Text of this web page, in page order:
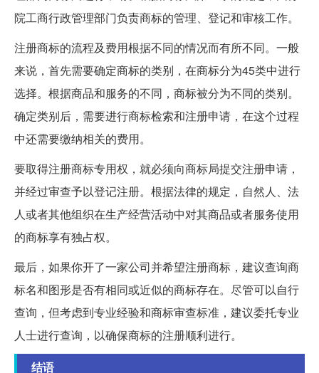
院工商行政管理部门负责商标的管理、登记和审核工作。
注册商标的流程及费用根据不同的情况而有所不同。一般
来说，首先需要确定商标的类别，在商标分为45类中进行
选择。根据商品和服务的不同，商标被分为不同的类别。
确定类别后，需要进行商标检索和注册申请，在这个过程
中还需要缴纳相关的费用。
要取得注册商标专用权，就必须向商标局提交注册申请，
并经过审查予以登记注册。根据法律的规定，自然人、法
人或者其他组织在生产经营活动中对其商品或者服务使用
的商标享有独占权。
最后，如果你开了一家公司并希望注册商标，建议查询商
标名和图形是否有相同或近似的商标存在。尽管可以自行
查询，但考虑到专业经验和商标审查标准，建议委托专业
人士进行查询，以确保商标的注册顺利进行。
结语